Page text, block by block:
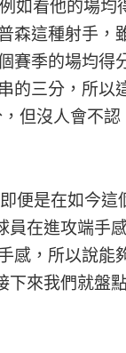
如看他的場均
森這種射手，
賽季的場均得
的三分，所以
但沒人會不認
便是在如今這
員在進攻端手
感，所以說能
下來我們就盤